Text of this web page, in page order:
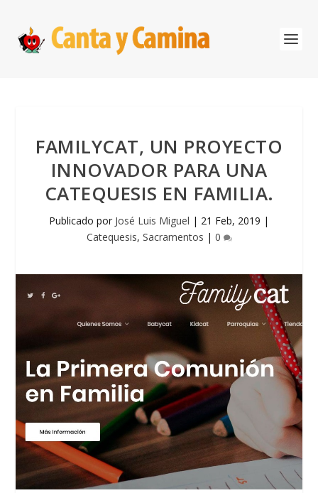
FAMILYCAT, UN PROYECTO
INNOVADOR PARA UNA
CATEQUESIS EN FAMILIA.
Publicado por José Luis Miguel | 21 Feb, 2019 |
Catequesis, Sacramentos | 0